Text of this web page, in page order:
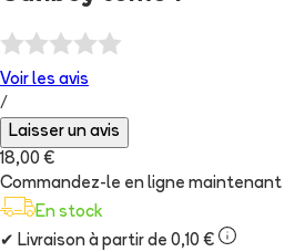
Voir les avis
/
Laisser un avis
18,00 €
Commandez-le en ligne maintenant
En stock
✔ Livraison à partir de 0,10 €